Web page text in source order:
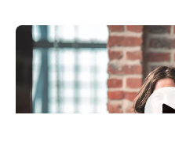
Amandine
Team Leadeuse de